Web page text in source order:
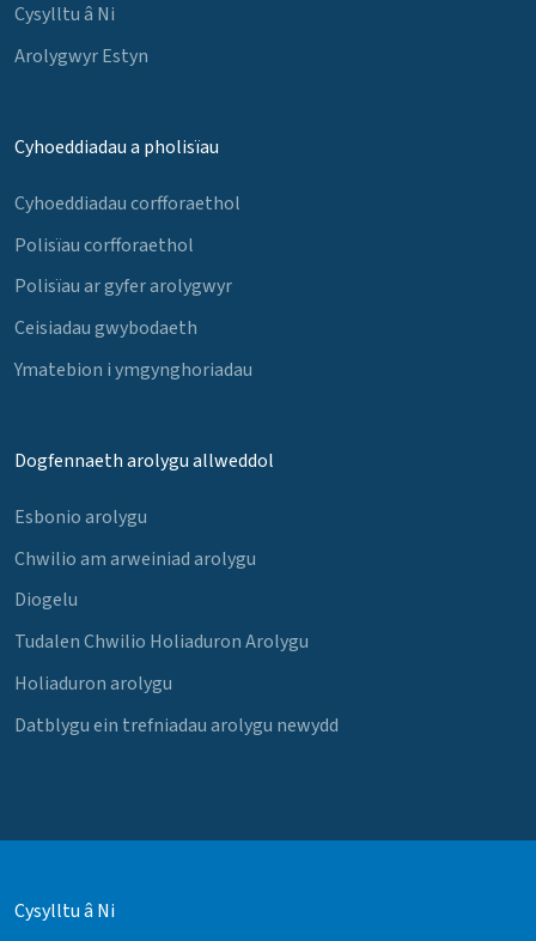
Cysylltu â Ni
Arolygwyr Estyn
Cyhoeddiadau a pholisïau
Cyhoeddiadau corfforaethol
Polisïau corfforaethol
Polisïau ar gyfer arolygwyr
Ceisiadau gwybodaeth
Ymatebion i ymgynghoriadau
Dogfennaeth arolygu allweddol
Esbonio arolygu
Chwilio am arweiniad arolygu
Diogelu
Tudalen Chwilio Holiaduron Arolygu
Holiaduron arolygu
Datblygu ein trefniadau arolygu newydd
Cysylltu â Ni